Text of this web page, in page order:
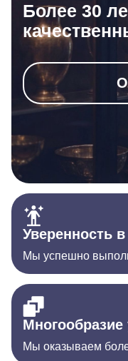
Более 30
Уверенность
Мы успешно
Многообразие
Мы оказываем